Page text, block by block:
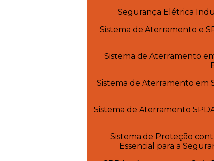
Segurança Elétrica
Sistema de Aterramento e
Sistema de Aterramento
Sistema de Aterramento em
Sistema de Aterramento
Sistema de Proteção
Essencial para a